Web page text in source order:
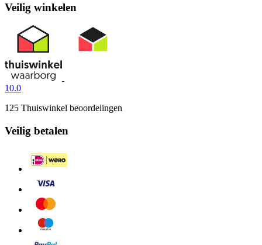
Veilig winkelen
10.0
125 Thuiswinkel beoordelingen
Veilig betalen